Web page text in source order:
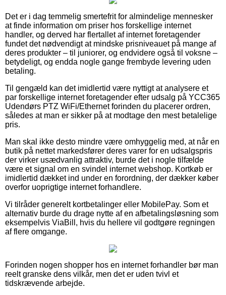
Det er i dag temmelig smertefrit for almindelige mennesker
at finde information om priser hos forskellige internet
handler, og derved har flertallet af internet foretagender
fundet det nødvendigt at mindske prisniveauet på mange af
deres produkter – til juniorer, og endvidere også til voksne –
betydeligt, og endda nogle gange frembyde levering uden
betaling.
Til gengæld kan det imidlertid være nyttigt at analysere et
par forskellige internet foretagender efter udsalg på YCC365
Udendørs PTZ WiFi/Ethernet forinden du placerer ordren,
således at man er sikker på at modtage den mest betalelige
pris.
Man skal ikke desto mindre være omhyggelig med, at når en
butik på nettet markedsfører deres varer for en udsalgspris
der virker usædvanlig attraktiv, burde det i nogle tilfælde
være et signal om en svindel internet webshop. Kortkøb er
imidlertid dækket ind under en forordning, der dækker køber
overfor uoprigtige internet forhandlere.
Vi tilråder generelt kortbetalinger eller MobilePay. Som et
alternativ burde du drage nytte af en afbetalingsløsning som
eksempelvis ViaBill, hvis du hellere vil godtgøre regningen
af flere omgange.
Forinden nogen shopper hos en internet forhandler bør man
reelt granske dens vilkår, men det er uden tvivl et
tidskrævende arbejde.